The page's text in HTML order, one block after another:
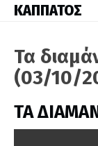
ΚΑΠΠΑΤΟΣ
Τα
(03/10/
ΤΑ